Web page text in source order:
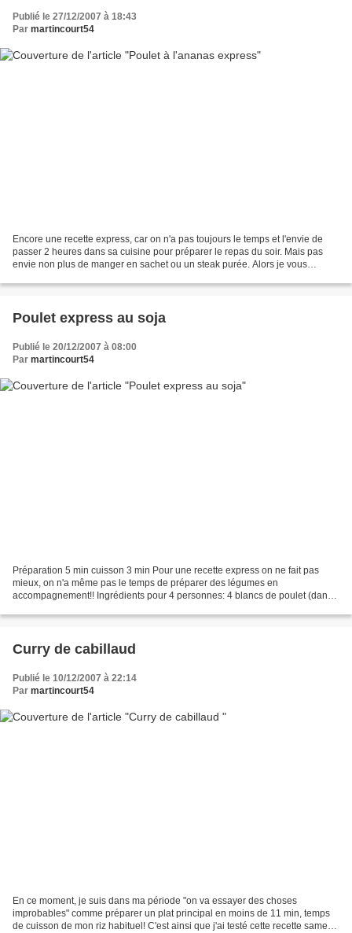
Publié le 27/12/2007 à 18:43
Par martincourt54
Encore une recette express, car on n'a pas toujours le temps et l'envie de
passer 2 heures dans sa cuisine pour préparer le repas du soir. Mais pas
envie non plus de manger en sachet ou un steak purée. Alors je vous
Poulet express au soja
Publié le 20/12/2007 à 08:00
Par martincourt54
Préparation 5 min cuisson 3 min Pour une recette express on ne fait pas
mieux, on n'a même pas le temps de préparer des légumes en
accompagnement!! Ingrédients pour 4 personnes: 4 blancs de poulet (dans
Curry de cabillaud
Publié le 10/12/2007 à 22:14
Par martincourt54
En ce moment, je suis dans ma période "on va essayer des choses
improbables" comme préparer un plat principal en moins de 11 min, temps
de cuisson de mon riz habituel! C'est ainsi que j'ai testé cette recette samedi